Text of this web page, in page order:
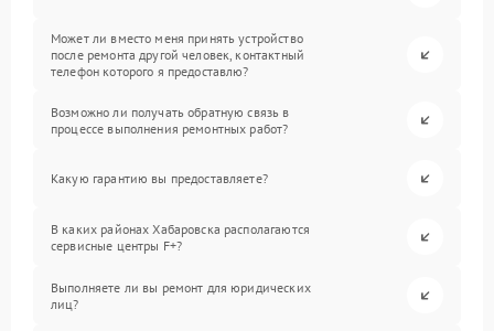
Может ли вместо меня принять устройство
после ремонта другой человек, контактный
телефон которого я предоставлю?
Возможно ли получать обратную связь в
процессе выполнения ремонтных работ?
Какую гарантию вы предоставляете?
В каких районах Хабаровска располагаются
сервисные центры F+?
Выполняете ли вы ремонт для юридических
лиц?